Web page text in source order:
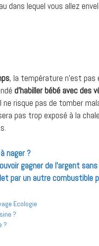
dans lequel vous allez
, la température n’est pas
d’habiller bébé avec
risque pas de tomber
pas trop exposé à la
nager ?
gagner de l’argent
par un autre combustible
Ecologie
?
?